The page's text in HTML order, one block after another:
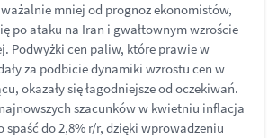
mniej od prognoz ekonomistów,
po ataku na Iran i gwałtownym wzroście
Podwyżki cen paliw, które prawie w
za podbicie dynamiki wzrostu cen w
okazały się łagodniejsze od oczekiwań.
szacunków w kwietniu inflacja
spaść do 2,8% r/r, dzięki wprowadzeniu